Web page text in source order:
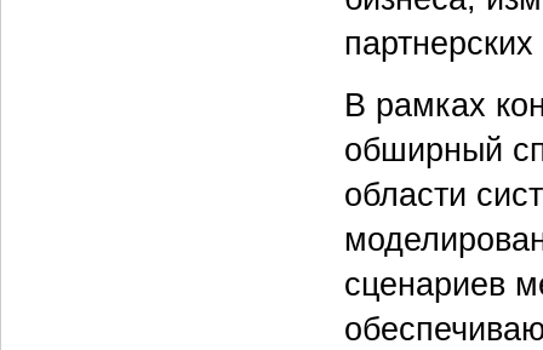
В рамках
обширный
области
сценариев